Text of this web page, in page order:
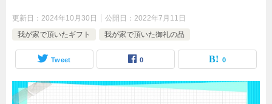
更新日： 2024年10月30日 公開日： 2022年7月11日
我が家で頂いたギフト
我が家で頂いた御礼の品
Tweet 0 0